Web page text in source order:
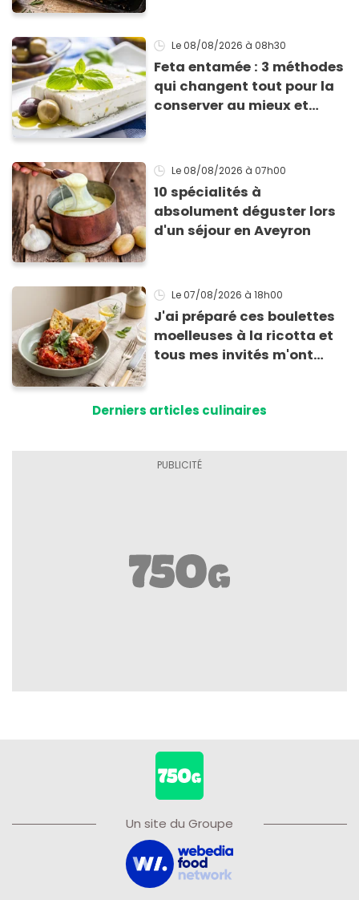
Le 08/08/2026 à 08h30
Feta entamée : 3 méthodes
qui changent tout pour la
conserver au mieux et
Le 08/08/2026 à 07h00
10 spécialités à
absolument déguster lors
d'un séjour en Aveyron
Le 07/08/2026 à 18h00
J'ai préparé ces boulettes
moelleuses à la ricotta et
tous mes invités m'ont
Derniers articles culinaires
Un site du Groupe